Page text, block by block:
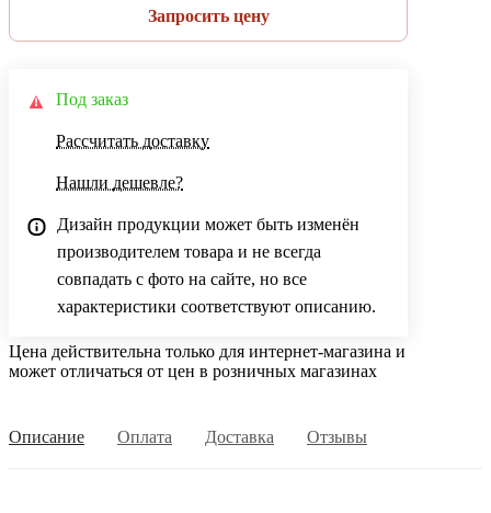
Запросить цену
Под заказ
Рассчитать доставку
Нашли дешевле?
Дизайн продукции может быть изменён
производителем товара и не всегда
совпадать с фото на сайте, но все
характеристики соответствуют описанию.
Цена действительна только для интернет-магазина и
может отличаться от цен в розничных магазинах
Описание Оплата Доставка Отзывы